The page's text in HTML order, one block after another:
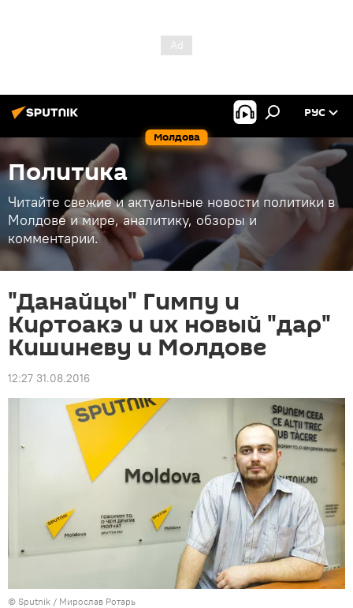
Молдова
РУС
Политика
Читайте свежие и актуальные новости политики в
Молдове и мире, аналитику, обзоры и
комментарии.
"Данайцы" Гимпу и
Киртоакэ и их новый "дар"
Кишиневу и Молдове
12:27 31.08.2016
© Sputnik / Мирослав Ротарь